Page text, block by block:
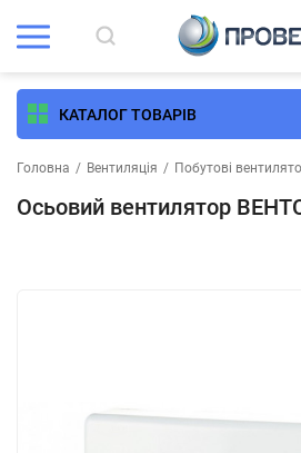
КАТАЛОГ ТОВАРІВ
Головна / Вентиляція / Побутові
Осьовий вентилятор